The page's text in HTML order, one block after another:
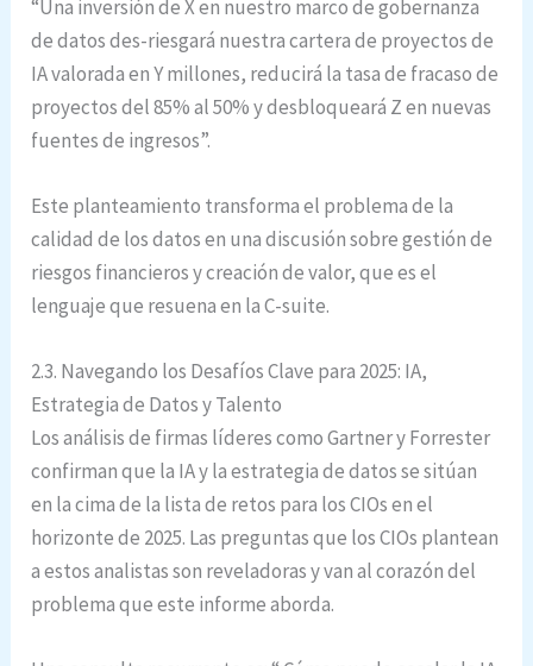
“Una inversión de X en nuestro marco de gobernanza
de datos des-riesgará nuestra cartera de proyectos de
IA valorada en Y millones, reducirá la tasa de fracaso de
proyectos del 85% al 50% y desbloqueará Z en nuevas
fuentes de ingresos”.
Este planteamiento transforma el problema de la
calidad de los datos en una discusión sobre gestión de
riesgos financieros y creación de valor, que es el
lenguaje que resuena en la C-suite.
2.3. Navegando los Desafíos Clave para 2025: IA,
Estrategia de Datos y Talento
Los análisis de firmas líderes como Gartner y Forrester
confirman que la IA y la estrategia de datos se sitúan
en la cima de la lista de retos para los CIOs en el
horizonte de 2025. Las preguntas que los CIOs plantean
a estos analistas son reveladoras y van al corazón del
problema que este informe aborda.